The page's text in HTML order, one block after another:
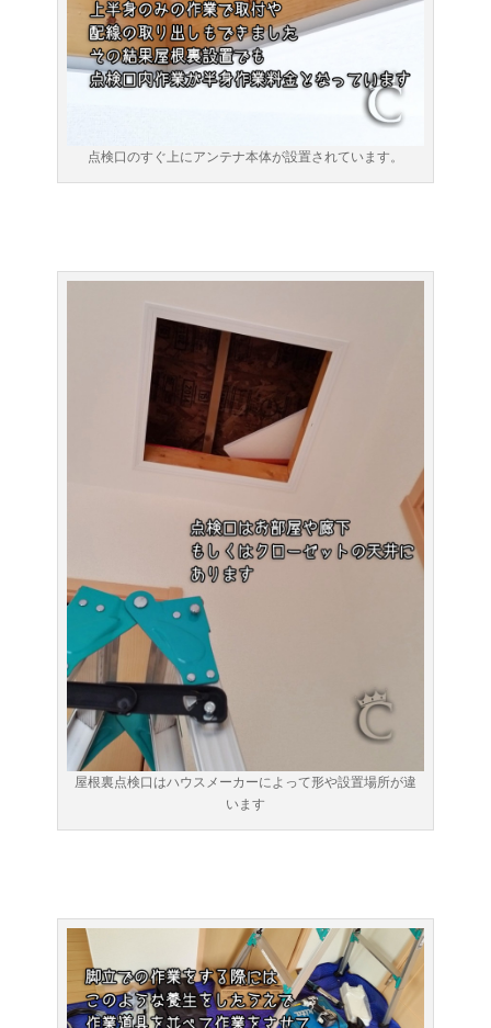
点検口のすぐ上にアンテナ本体が設置されています。
屋根裏点検口はハウスメーカーによって形や設置場所が違
います